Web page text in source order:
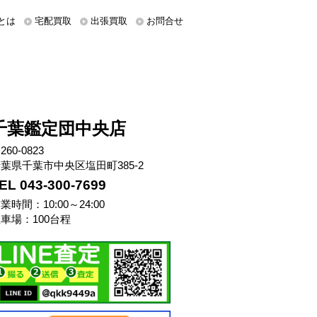
は 宅配買取 出張買取 お問合せ
葉鑑定団中央店
0823
県千葉市中央区塩田町385-2
043-300-7699
時間：10:00～24:00
場：100台程